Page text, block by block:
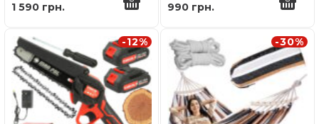
1 590 грн.
990 грн.
-12% -30%